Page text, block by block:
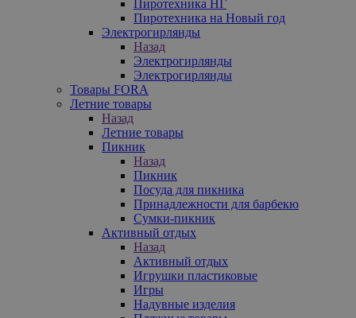
Пиротехника НГ
Пиротехника на Новый год
Электрогирлянды
Назад
Электрогирлянды
Электрогирлянды
Товары FORA
Летние товары
Назад
Летние товары
Пикник
Назад
Пикник
Посуда для пикника
Принадлежности для барбекю
Сумки-пикник
Активный отдых
Назад
Активный отдых
Игрушки пластиковые
Игры
Надувные изделия